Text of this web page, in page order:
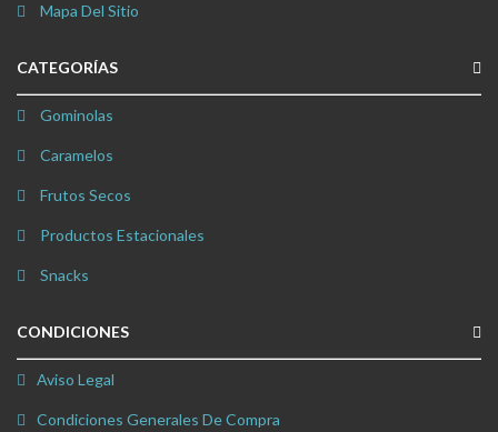
Mapa Del Sitio
CATEGORÍAS
Gominolas
Caramelos
Frutos Secos
Productos Estacionales
Snacks
CONDICIONES
Aviso Legal
Condiciones Generales De Compra